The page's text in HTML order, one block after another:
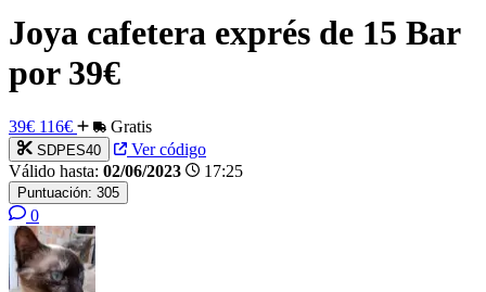
Joya cafetera exprés de 15 Bar
por 39€
39€ 116€ Gratis
SDPES40
Ver código
Válido hasta: 02/06/2023 17:25
Puntuación: 305
0